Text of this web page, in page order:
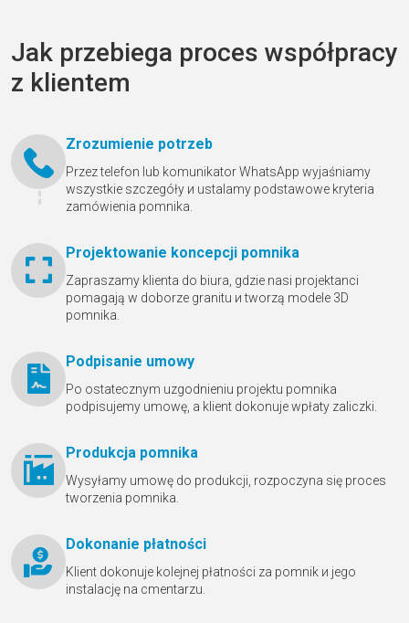
Jak przebiega proces współpracy
z klientem
Zrozumienie potrzeb
Przez telefon lub komunikator WhatsApp wyjaśniamy
wszystkie szczegóły и ustalamy podstawowe kryteria
zamówienia pomnika.
Projektowanie koncepcji pomnika
Zapraszamy klienta do biura, gdzie nasi projektanci
pomagają w doborze granitu и tworzą modele 3D
pomnika.
Podpisanie umowy
Po ostatecznym uzgodnieniu projektu pomnika
podpisujemy umowę, a klient dokonuje wpłaty zaliczki.
Produkcja pomnika
Wysyłamy umowę do produkcji, rozpoczyna się proces
tworzenia pomnika.
Dokonanie płatności
Klient dokonuje kolejnej płatności za pomnik и jego
instalację na cmentarzu.